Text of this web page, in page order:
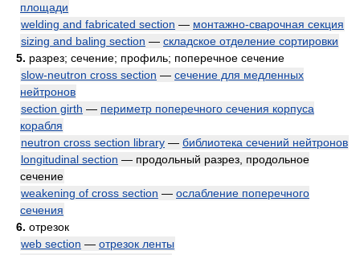
площади
welding and fabricated section — монтажно-сварочная секция
sizing and baling section — складское отделение сортировки
5. разрез; сечение; профиль; поперечное сечение
slow-neutron cross section — сечение для медленных
нейтронов
section girth — периметр поперечного сечения корпуса
корабля
neutron cross section library — библиотека сечений нейтронов
longitudinal section — продольный разрез, продольное
сечение
weakening of cross section — ослабление поперечного
сечения
6. отрезок
web section — отрезок ленты